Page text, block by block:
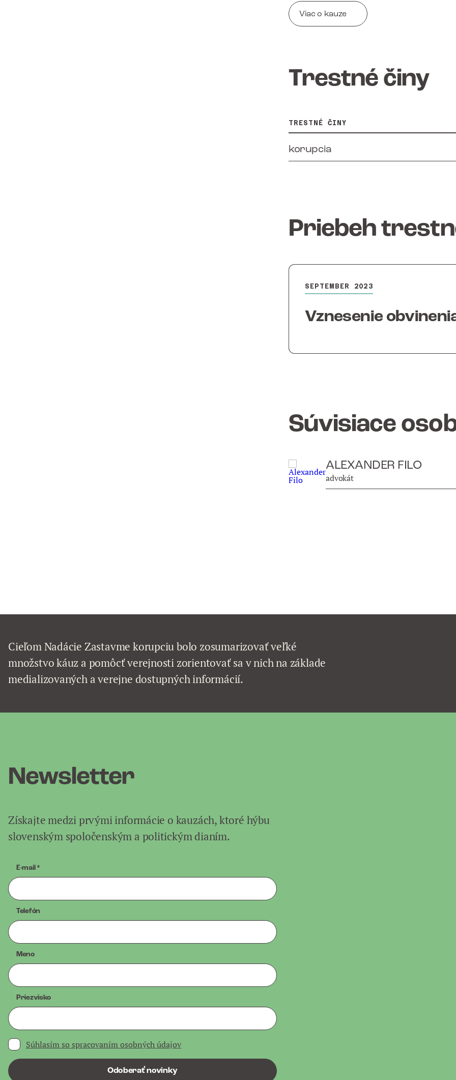
Viac o kauze
Trestné činy
TRESTNÉ ČINY
korupcia
Priebeh
SEPTEMBER 2023
Vznesenie
Súvisiace
ALEXANDER FILO
advokát
Cieľom Nadácie Zastavme korupciu bolo zosumarizovať veľké
množstvo káuz a pomôcť verejnosti zorientovať sa v nich na základe
medializovaných a verejne dostupných informácií.
Newsletter
Získajte medzi prvými informácie o kauzách, ktoré hýbu
slovenským spoločenským a politickým dianím.
E-mail *
Telefón
Meno
Priezvisko
Súhlasím so spracovaním osobných údajov
Odoberať novinky